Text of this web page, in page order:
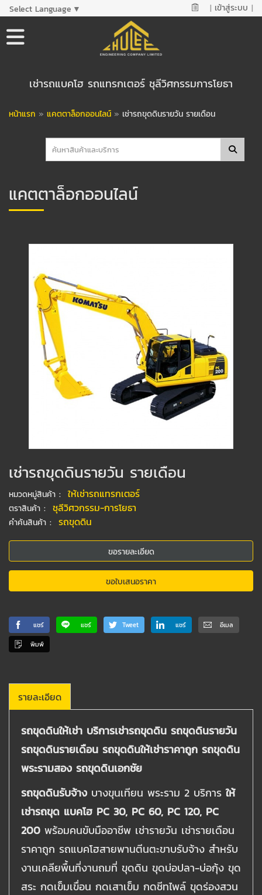
Select Language ▼ | เข้าสู่ระบบ |
เช่ารถแบคโฮ รถแทรกเตอร์ ชุลีวิศกรรมการโยธา
หน้าแรก » แคตตาล็อกออนไลน์ » เช่ารถขุดดินรายวัน รายเดือน
แคตตาล็อกออนไลน์
เช่ารถขุดดินรายวัน รายเดือน
หมวดหมู่สินค้า : ให้เช่ารถแทรกเตอร์
ตราสินค้า : ชุลีวิศวกรรม-การโยธา
คำค้นสินค้า : รถขุดดิน
ขอรายละเอียด
ขอใบเสนอราคา
แชร์ แชร์ Tweet แชร์ อีเมล
พิมพ์
รายละเอียด
รถขุดดินให้เช่า บริการเช่ารถขุดดิน รถขุดดินรายวัน
รถขุดดินรายเดือน รถขุดดินให้เช่าราคาถูก รถขุดดิน
พระรามสอง รถขุดดินเอกชัย
รถขุดดินรับจ้าง บางขุนเทียน พระราม 2 บริการ ให้
เช่ารถขุด แบคโฮ PC 30, PC 60, PC 120, PC
200 พร้อมคนขับมืออาชีพ เช่ารายวัน เช่ารายเดือน
ราคาถูก รถแบคโฮสายพานตีนตะขาบรับจ้าง สำหรับ
งานเคลียพื้นที่งานถมที่ ขุดดิน ขุดบ่อปลา-บ่อกุ้ง ขุด
สระ กดเข็มเขื่อน กดเสาเข็ม กดชีทไพล์ ขุดร่องสวน